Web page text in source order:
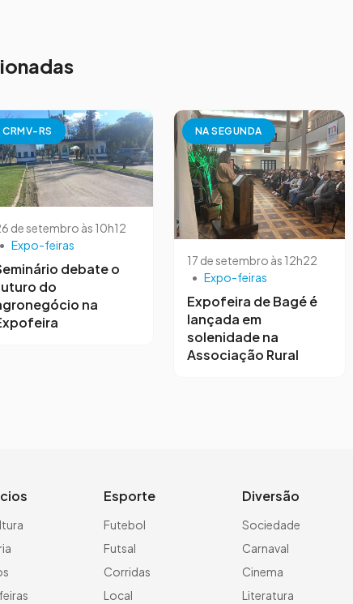
CRMV-RS
de setembro às 10h12
• Expo-feiras
debate o
do
na
NA SEGUNDA
17 de setembro às 12h22
• Expo-feiras
Expofeira de Bagé é
lançada em
solenidade na
Associação Rural
Esporte
Futebol
Futsal
Corridas
Local
Diversão
Sociedade
Carnaval
Cinema
Literatura